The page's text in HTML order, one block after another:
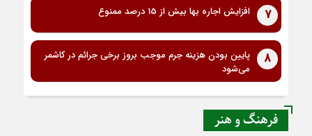
7 افزایش اجاره بها بیش از 15 درصد ممنوع
8
پایین بودن هزینه جرم موجب بروز برخی جرائم در کاشمر
می‌شود
فرهنگ و هنر